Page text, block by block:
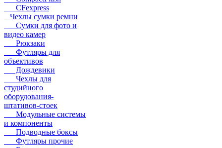
CFexpress
Чехлы сумки ремни
Сумки для фото и
видео камер
Рюкзаки
Футляры для
объективов
Дождевики
Чехлы для
студийного
оборудования-
штативов-стоек
Модульные системы
и компоненты
Подводные боксы
Футляры прочие